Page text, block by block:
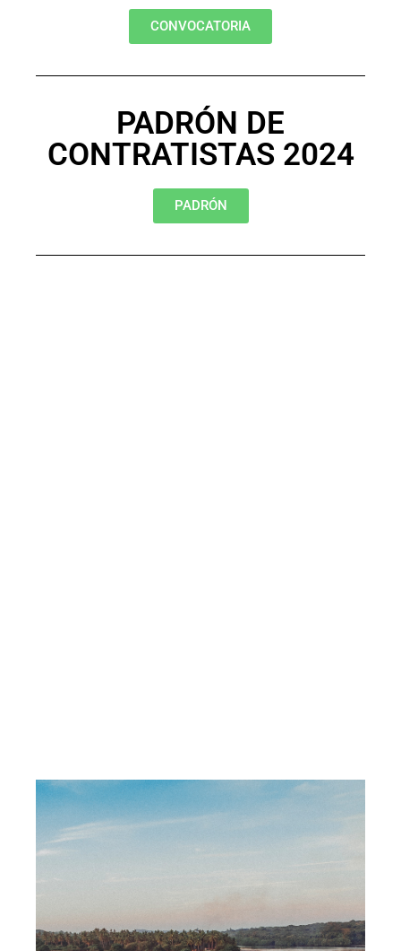
CONVOCATORIA
PADRÓN DE
CONTRATISTAS 2024
PADRÓN